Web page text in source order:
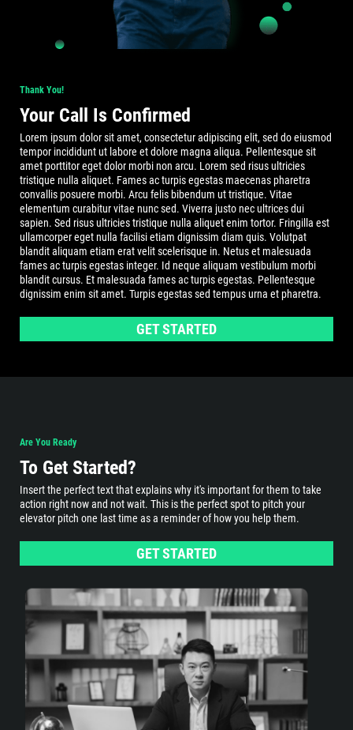
Thank You!
Your Call Is Confirmed
Lorem ipsum dolor sit amet, consectetur adipiscing elit, sed do eiusmod
tempor incididunt ut labore et dolore magna aliqua. Pellentesque sit
amet porttitor eget dolor morbi non arcu. Lorem sed risus ultricies
tristique nulla aliquet. Fames ac turpis egestas maecenas pharetra
convallis posuere morbi. Arcu felis bibendum ut tristique. Vitae
elementum curabitur vitae nunc sed. Viverra justo nec ultrices dui
sapien. Sed risus ultricies tristique nulla aliquet enim tortor. Fringilla est
ullamcorper eget nulla facilisi etiam dignissim diam quis. Volutpat
blandit aliquam etiam erat velit scelerisque in. Netus et malesuada
fames ac turpis egestas integer. Id neque aliquam vestibulum morbi
blandit cursus. Et malesuada fames ac turpis egestas. Pellentesque
dignissim enim sit amet. Turpis egestas sed tempus urna et pharetra.
GET STARTED
Are You Ready
To Get Started?
Insert the perfect text that explains why it's important for them to take
action right now and not wait. This is the perfect spot to pitch your
elevator pitch one last time as a reminder of how you help them.
GET STARTED